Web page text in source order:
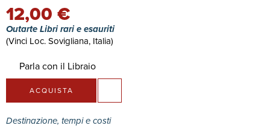
12,00 €
Outarte Libri rari e esauriti
(Vinci Loc. Sovigliana, Italia)
Parla con il Libraio
ACQUISTA
Destinazione, tempi e costi